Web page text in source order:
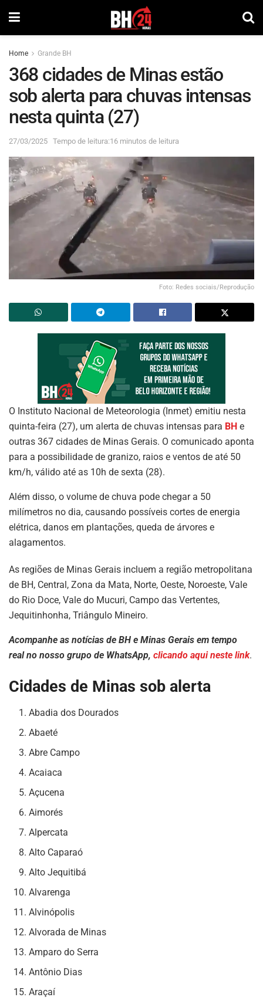
Home Grande BH
368 cidades de Minas estão
sob alerta para chuvas intensas
nesta quinta (27)
27/03/2025 Tempo de leitura:16 minutos de leitura
Foto: Redes sociais/Reprodução
O Instituto Nacional de Meteorologia (Inmet) emitiu nesta
quinta-feira (27), um alerta de chuvas intensas para BH e
outras 367 cidades de Minas Gerais. O comunicado aponta
para a possibilidade de granizo, raios e ventos de até 50
km/h, válido até as 10h de sexta (28).
Além disso, o volume de chuva pode chegar a 50
milímetros no dia, causando possíveis cortes de energia
elétrica, danos em plantações, queda de árvores e
alagamentos.
As regiões de Minas Gerais incluem a região metropolitana
de BH, Central, Zona da Mata, Norte, Oeste, Noroeste, Vale
do Rio Doce, Vale do Mucuri, Campo das Vertentes,
Jequitinhonha, Triângulo Mineiro.
Acompanhe as notícias de BH e Minas Gerais em tempo
real no nosso grupo de WhatsApp, clicando aqui neste link.
Cidades de Minas sob alerta
Abadia dos Dourados
Abaeté
Abre Campo
Acaiaca
Açucena
Aimorés
Alpercata
Alto Caparaó
Alto Jequitibá
Alvarenga
Alvinópolis
Alvorada de Minas
Amparo do Serra
Antônio Dias
Araçaí